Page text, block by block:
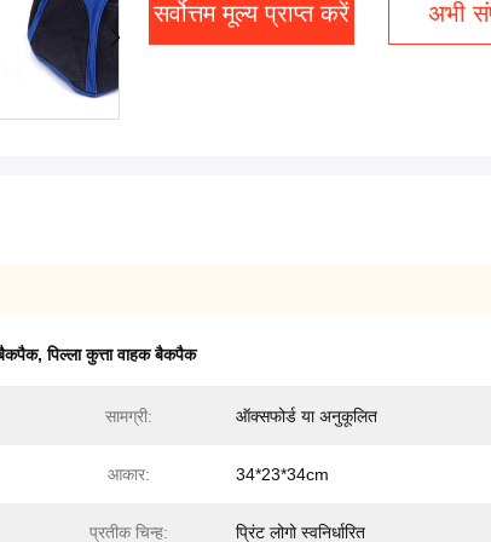
सर्वोत्तम मूल्य प्राप्त करें अभी
,पिल्ला कुत्ता वाहक बैकपैक
सामग्री: ऑक्सफोर्ड या अनुकूलित
आकार: 34*23*34cm
प्रतीक चिन्ह: प्रिंट लोगो स्वनिर्धारित